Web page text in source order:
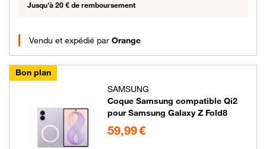
Jusqu'à 20 € de remboursement
Vendu et expédié par Orange
Bon plan
SAMSUNG
Coque Samsung compatible Qi2
pour Samsung Galaxy Z Fold8
59,99 €